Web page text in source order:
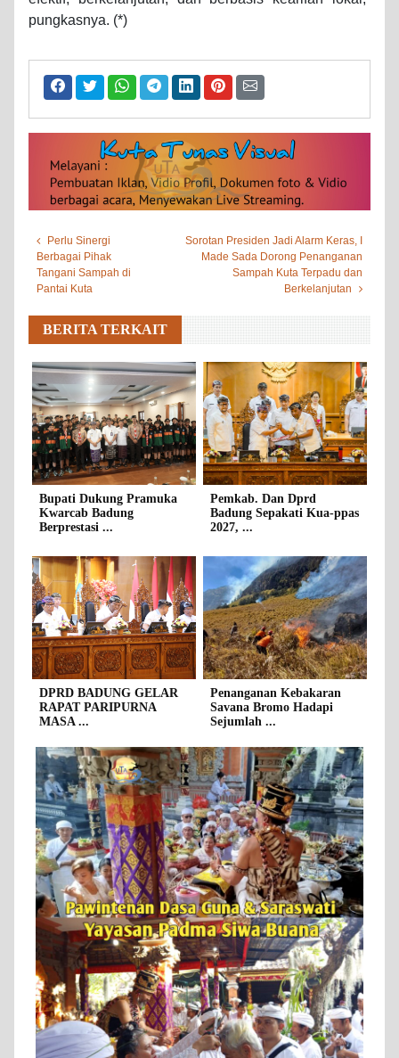
pungkasnya. (*)
Perlu Sinergi
Berbagai Pihak
Tangani Sampah di
Pantai Kuta
Sorotan Presiden Jadi Alarm Keras, I
Made Sada Dorong Penanganan
Sampah Kuta Terpadu dan
Berkelanjutan
BERITA TERKAIT
Bupati Dukung Pramuka
Kwarcab Badung
Berprestasi ...
Pemkab. Dan Dprd
Badung Sepakati Kua-ppas
2027, ...
DPRD BADUNG GELAR
RAPAT PARIPURNA
MASA ...
Penanganan Kebakaran
Savana Bromo Hadapi
Sejumlah ...